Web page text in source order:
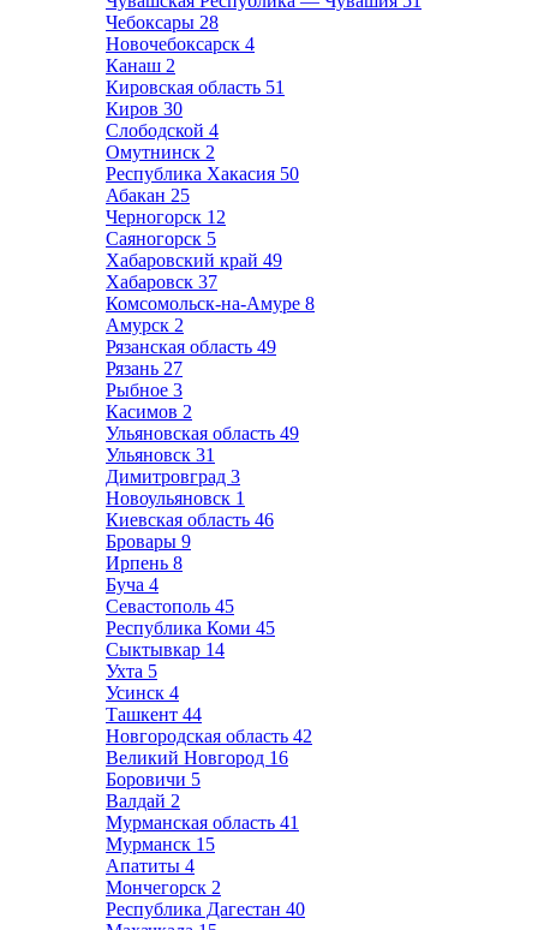
Чебоксары 28
Новочебоксарск 4
Канаш 2
Кировская область 51
Киров 30
Слободской 4
Омутнинск 2
Республика Хакасия 50
Абакан 25
Черногорск 12
Саяногорск 5
Хабаровский край 49
Хабаровск 37
Комсомольск-на-Амуре 8
Амурск 2
Рязанская область 49
Рязань 27
Рыбное 3
Касимов 2
Ульяновская область 49
Ульяновск 31
Димитровград 3
Новоульяновск 1
Киевская область 46
Бровары 9
Ирпень 8
Буча 4
Севастополь 45
Республика Коми 45
Сыктывкар 14
Ухта 5
Усинск 4
Ташкент 44
Новгородская область 42
Великий Новгород 16
Боровичи 5
Валдай 2
Мурманская область 41
Мурманск 15
Апатиты 4
Мончегорск 2
Республика Дагестан 40